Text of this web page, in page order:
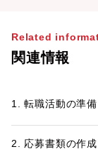
Related
関連情報
1. 転職活動の準備
2. 応募書類の作成